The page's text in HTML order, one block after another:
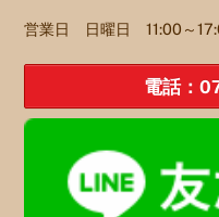
営業日 日曜日 11:00～
電話：